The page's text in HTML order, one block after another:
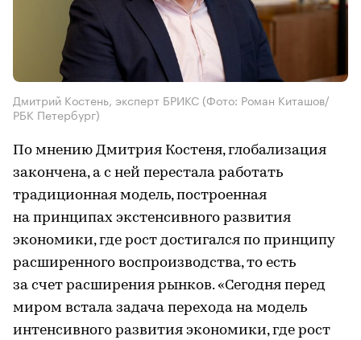
Дмитрий Костень, эксперт БРИКС (Фото: Роман Киташов/
РБК Петербург)
По мнению Дмитрия Костеня, глобализация
закончена, а с ней перестала работать
традиционная модель, построенная
на принципах экстенсивного развития
экономики, где рост достигался по принципу
расширенного воспроизводства, то есть
за счет расширения рынков. «Сегодня перед
миром встала задача перехода на модель
интенсивного развития экономики, где рост